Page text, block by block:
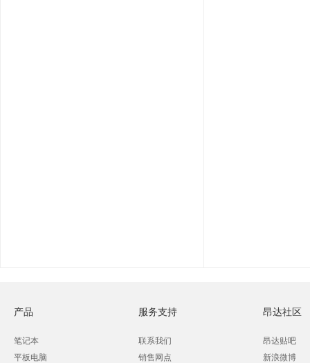
产品
笔记本
平板电脑
服务支持
联系我们
销售网点
昂达社区
昂达贴吧
新浪微博